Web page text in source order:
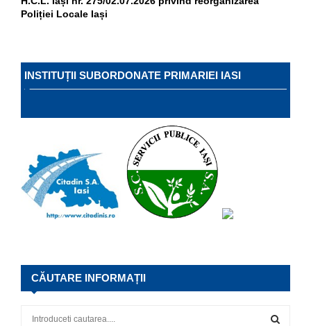
Poliției Locale Iași
INSTITUȚII SUBORDONATE PRIMARIEI IASI
CĂUTARE INFORMAȚII